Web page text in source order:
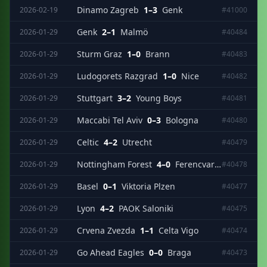
2026-02-19 Dinamo Zagreb 1–3 Genk #41000
2026-01-29 Genk 2–1 Malmö #40484
2026-01-29 Sturm Graz 1–0 Brann #40483
2026-01-29 Ludogorets Razgrad 1–0 Nice #40482
2026-01-29 Stuttgart 3–2 Young Boys #40481
2026-01-29 Maccabi Tel Aviv 0–3 Bologna #40480
2026-01-29 Celtic 4–2 Utrecht #40479
2026-01-29 Nottingham Forest 4–0 Ferencvarosi #40478
2026-01-29 Basel 0–1 Viktoria Plzen #40477
2026-01-29 Lyon 4–2 PAOK Saloniki #40475
2026-01-29 Crvena Zvezda 1–1 Celta Vigo #40474
2026-01-29 Go Ahead Eagles 0–0 Braga #40473